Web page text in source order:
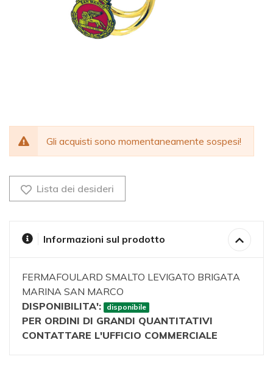
Gli acquisti sono momentaneamente sospesi!
Lista dei desideri
Informazioni sul prodotto
FERMAFOULARD SMALTO LEVIGATO BRIGATA
MARINA SAN MARCO
DISPONIBILITA':
disponibile
PER ORDINI DI GRANDI QUANTITATIVI
CONTATTARE L'UFFICIO COMMERCIALE